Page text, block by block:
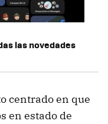
las novedades
centrado en que
en estado de